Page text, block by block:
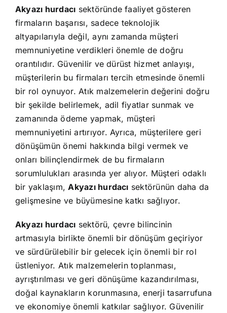
Akyazı hurdacı sektöründe faaliyet gösteren
firmaların başarısı, sadece teknolojik
altyapılarıyla değil, aynı zamanda müşteri
memnuniyetine verdikleri önemle de doğru
orantılıdır. Güvenilir ve dürüst hizmet anlayışı,
müşterilerin bu firmaları tercih etmesinde önemli
bir rol oynuyor. Atık malzemelerin değerini doğru
bir şekilde belirlemek, adil fiyatlar sunmak ve
zamanında ödeme yapmak, müşteri
memnuniyetini artırıyor. Ayrıca, müşterilere geri
dönüşümün önemi hakkında bilgi vermek ve
onları bilinçlendirmek de bu firmaların
sorumlulukları arasında yer alıyor. Müşteri odaklı
bir yaklaşım,Akyazı hurdacı sektörünün daha da
gelişmesine ve büyümesine katkı sağlıyor.
Akyazı hurdacı sektörü, çevre bilincinin
artmasıyla birlikte önemli bir dönüşüm geçiriyor
ve sürdürülebilir bir gelecek için önemli bir rol
üstleniyor. Atık malzemelerin toplanması,
ayrıştırılması ve geri dönüşüme kazandırılması,
doğal kaynakların korunmasına, enerji tasarrufuna
ve ekonomiye önemli katkılar sağlıyor. Güvenilir